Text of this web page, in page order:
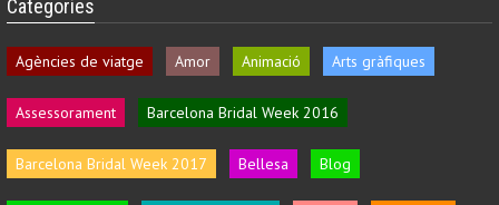
Categories
Agències de viatge Amor Animació Arts gràfiques
Assessorament Barcelona Bridal Week 2016
Barcelona Bridal Week 2017 Bellesa Blog